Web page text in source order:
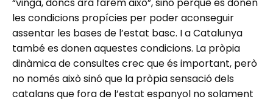
les condicions propícies per poder aconseguir
assentar les bases de l’estat basc. I a Catalunya
també es donen aquestes condicions. La pròpia
dinàmica de consultes crec que és important, però
no només això sinó que la pròpia sensació dels
catalans que fora de l’estat espanyol no solament